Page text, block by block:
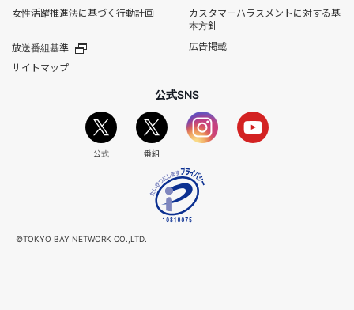
女性活躍推進法に基づく行動計画
カスタマーハラスメントに対する基
本方針
放送番組基準
広告掲載
サイトマップ
公式SNS
公式 番組
©TOKYO BAY NETWORK CO.,LTD.